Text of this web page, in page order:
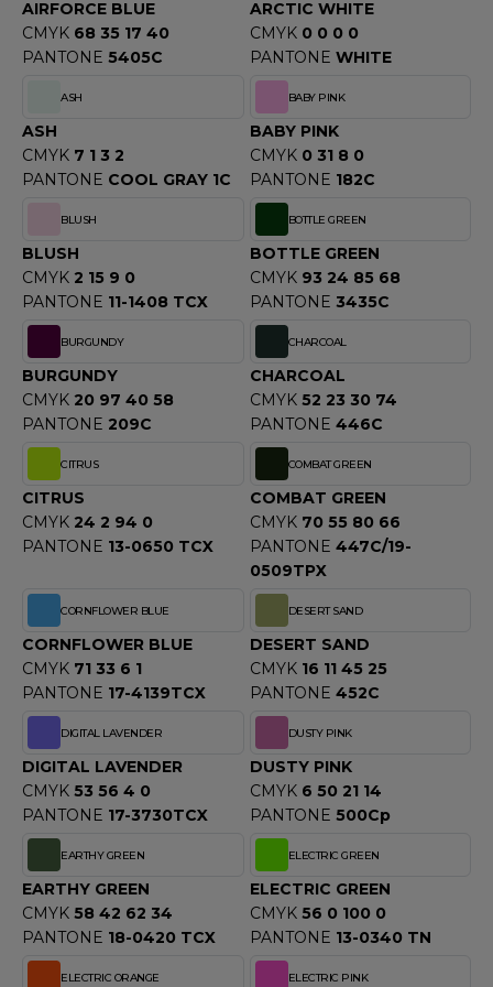
SHIRT
SHIRT
PROFESSIONNELLE
- BLOUSON
T'S
SERIE
GEN
MORNING STUDIOS
SEGURIDAD
DUICK
AIRFORCE BLUE
CMYK 68 35 17 40
PANTONE 5405C
ARCTIC WHITE
CMYK 0 0 0 0
PANTONE WHITE
ASH
ASH
CMYK 7 1 3 2
PANTONE COOL GRAY 1C
BABY PINK
BABY PINK
CMYK 0 31 8 0
PANTONE 182C
BLUSH
BLUSH
CMYK 2 15 9 0
PANTONE 11-1408 TCX
BOTTLE GREEN
BOTTLE GREEN
CMYK 93 24 85 68
PANTONE 3435C
BURGUNDY
BURGUNDY
CMYK 20 97 40 58
PANTONE 209C
CHARCOAL
CHARCOAL
CMYK 52 23 30 74
PANTONE 446C
CITRUS
CITRUS
CMYK 24 2 94 0
PANTONE 13-0650 TCX
COMBAT GREEN
COMBAT GREEN
CMYK 70 55 80 66
PANTONE 447C/19-
0509TPX
CORNFLOWER BLUE
CORNFLOWER BLUE
CMYK 71 33 6 1
PANTONE 17-4139TCX
DESERT SAND
DESERT SAND
CMYK 16 11 45 25
PANTONE 452C
DIGITAL LAVENDER
DIGITAL LAVENDER
CMYK 53 56 4 0
PANTONE 17-3730TCX
DUSTY PINK
DUSTY PINK
CMYK 6 50 21 14
PANTONE 500Cp
EARTHY GREEN
EARTHY GREEN
CMYK 58 42 62 34
PANTONE 18-0420 TCX
ELECTRIC GREEN
ELECTRIC GREEN
CMYK 56 0 100 0
PANTONE 13-0340 TN
ELECTRIC ORANGE ELECTRIC PINK